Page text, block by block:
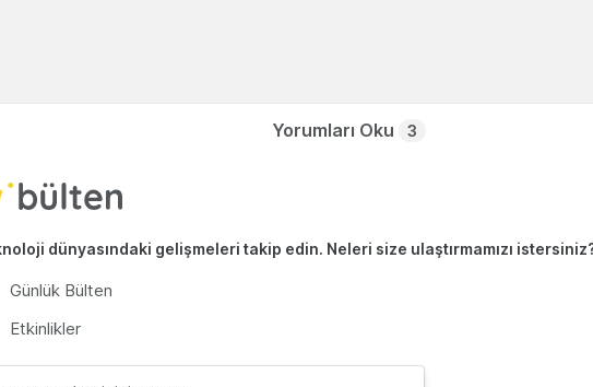
Yorumları Oku 3
dünyasındaki gelişmeleri takip edin. Neleri size ulaştırmamızı
Günlük Bülten
Etkinlikler